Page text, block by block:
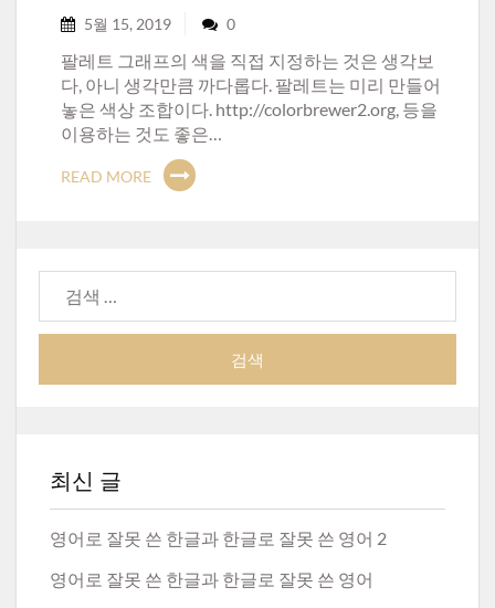
5월 15, 2019 0
팔레트 그래프의 색을 직접 지정하는 것은 생각보
다, 아니 생각만큼 까다롭다. 팔레트는 미리 만들어
놓은 색상 조합이다. http://colorbrewer2.org, 등을
이용하는 것도 좋은…
READ MORE
최신 글
영어로 잘못 쓴 한글과 한글로 잘못 쓴 영어 2
영어로 잘못 쓴 한글과 한글로 잘못 쓴 영어